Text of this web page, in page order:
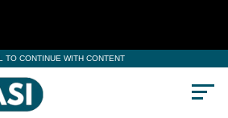
TO CONTINUE WITH CONTENT